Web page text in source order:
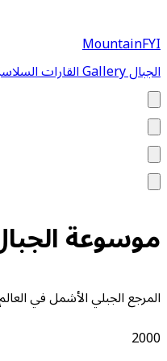
MountainFYI
الجبالGalleryالقارات
موسوعة
المرجع الجبلي الأشمل في
2000